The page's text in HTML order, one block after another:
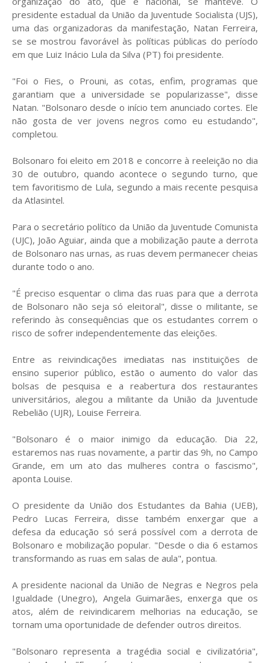
presidente estadual da União da Juventude Socialista (UJS),
uma das organizadoras da manifestação, Natan Ferreira,
se se mostrou favorável às políticas públicas do período
em que Luiz Inácio Lula da Silva (PT) foi presidente.
"Foi o Fies, o Prouni, as cotas, enfim, programas que
garantiam que a universidade se popularizasse", disse
Natan. "Bolsonaro desde o início tem anunciado cortes. Ele
não gosta de ver jovens negros como eu estudando",
completou.
Bolsonaro foi eleito em 2018 e concorre à reeleição no dia
30 de outubro, quando acontece o segundo turno, que
tem favoritismo de Lula, segundo a mais recente pesquisa
da Atlasintel.
Para o secretário político da União da Juventude Comunista
(UJC), João Aguiar, ainda que a mobilização paute a derrota
de Bolsonaro nas urnas, as ruas devem permanecer cheias
durante todo o ano.
"É preciso esquentar o clima das ruas para que a derrota
de Bolsonaro não seja só eleitoral", disse o militante, se
referindo às consequências que os estudantes correm o
risco de sofrer independentemente das eleições.
Entre as reivindicações imediatas nas instituições de
ensino superior público, estão o aumento do valor das
bolsas de pesquisa e a reabertura dos restaurantes
universitários, alegou a militante da União da Juventude
Rebelião (UJR), Louise Ferreira.
"Bolsonaro é o maior inimigo da educação. Dia 22,
estaremos nas ruas novamente, a partir das 9h, no Campo
Grande, em um ato das mulheres contra o fascismo",
aponta Louise.
O presidente da União dos Estudantes da Bahia (UEB),
Pedro Lucas Ferreira, disse também enxergar que a
defesa da educação só será possível com a derrota de
Bolsonaro e mobilização popular. "Desde o dia 6 estamos
transformando as ruas em salas de aula", pontua.
A presidente nacional da União de Negras e Negros pela
Igualdade (Unegro), Angela Guimarães, enxerga que os
atos, além de reivindicarem melhorias na educação, se
tornam uma oportunidade de defender outros direitos.
"Bolsonaro representa a tragédia social e civilizatória",